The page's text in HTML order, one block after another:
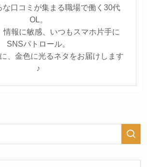
な口コミが集まる職場で働く30代
OL。
情報に敏感、いつもスマホ片手に
SNSパトロール。
、金色に光るネタをお届けします
♪